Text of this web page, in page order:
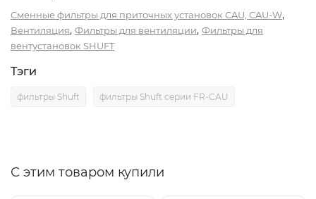
Сменные фильтры для приточных установок CAU, CAU-W,
Вентиляция, Фильтры для вентиляции, Фильтры для
вентустановок SHUFT
Тэги
фильтры Shuft фильтры Shuft серии FR-CAU
С этим товаром купили